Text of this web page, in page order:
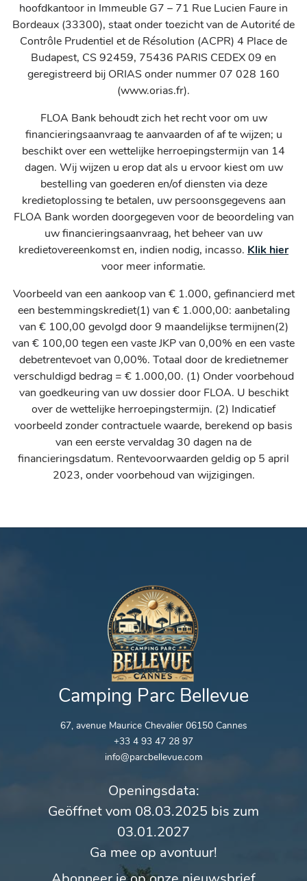
hoofdkantoor in Immeuble G7 – 71 Rue Lucien Faure in
Bordeaux (33300), staat onder toezicht van de Autorité de
Contrôle Prudentiel et de Résolution (ACPR) 4 Place de
Budapest, CS 92459, 75436 PARIS CEDEX 09 en
geregistreerd bij ORIAS onder nummer 07 028 160
(www.orias.fr).
FLOA Bank behoudt zich het recht voor om uw
financieringsaanvraag te aanvaarden of af te wijzen; u
beschikt over een wettelijke herroepingstermijn van 14
dagen. Wij wijzen u erop dat als u ervoor kiest om uw
bestelling van goederen en/of diensten via deze
kredietoplossing te betalen, uw persoonsgegevens aan
FLOA Bank worden doorgegeven voor de beoordeling van
uw financieringsaanvraag, het beheer van uw
kredietovereenkomst en, indien nodig, incasso. Klik hier
voor meer informatie.
Voorbeeld van een aankoop van € 1.000, gefinancierd met
een bestemmingskrediet(1) van € 1.000,00: aanbetaling
van € 100,00 gevolgd door 9 maandelijkse termijnen(2)
van € 100,00 tegen een vaste JKP van 0,00% en een vaste
debetrentevoet van 0,00%. Totaal door de kredietnemer
verschuldigd bedrag = € 1.000,00. (1) Onder voorbehoud
van goedkeuring van uw dossier door FLOA. U beschikt
over de wettelijke herroepingstermijn. (2) Indicatief
voorbeeld zonder contractuele waarde, berekend op basis
van een eerste vervaldag 30 dagen na de
financieringsdatum. Rentevoorwaarden geldig op 5 april
2023, onder voorbehoud van wijzigingen.
Camping Parc Bellevue
67, avenue Maurice Chevalier 06150 Cannes
+33 4 93 47 28 97
info@parcbellevue.com
Openingsdata:
Geöffnet vom 08.03.2025 bis zum
03.01.2027
Ga mee op avontuur!